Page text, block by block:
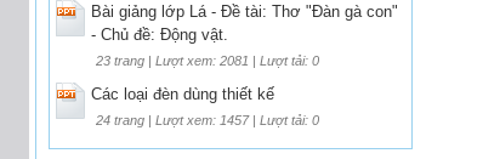
Bài giảng lớp Lá - Đề tài: Thơ "Đàn gà con"
- Chủ đề: Động vật.
23 trang | Lượt xem: 2081 | Lượt tải: 0
Các loại đèn dùng thiết kế
24 trang | Lượt xem: 1457 | Lượt tải: 0